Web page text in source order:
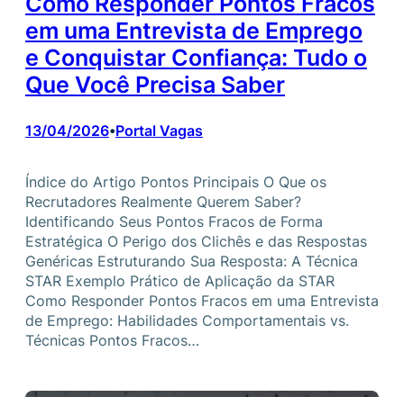
em uma Entrevista de Emprego
e Conquistar Confiança: Tudo o
Que Você Precisa Saber
13/04/2026•Portal Vagas
Índice do Artigo Pontos Principais O Que os
Recrutadores Realmente Querem Saber?
Identificando Seus Pontos Fracos de Forma
Estratégica O Perigo dos Clichês e das Respostas
Genéricas Estruturando Sua Resposta: A Técnica
STAR Exemplo Prático de Aplicação da STAR
Como Responder Pontos Fracos em uma Entrevista
de Emprego: Habilidades Comportamentais vs.
Técnicas Pontos Fracos…